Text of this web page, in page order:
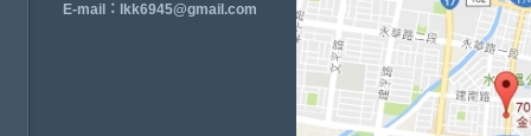
E-mail：lkk6945@gmail.com